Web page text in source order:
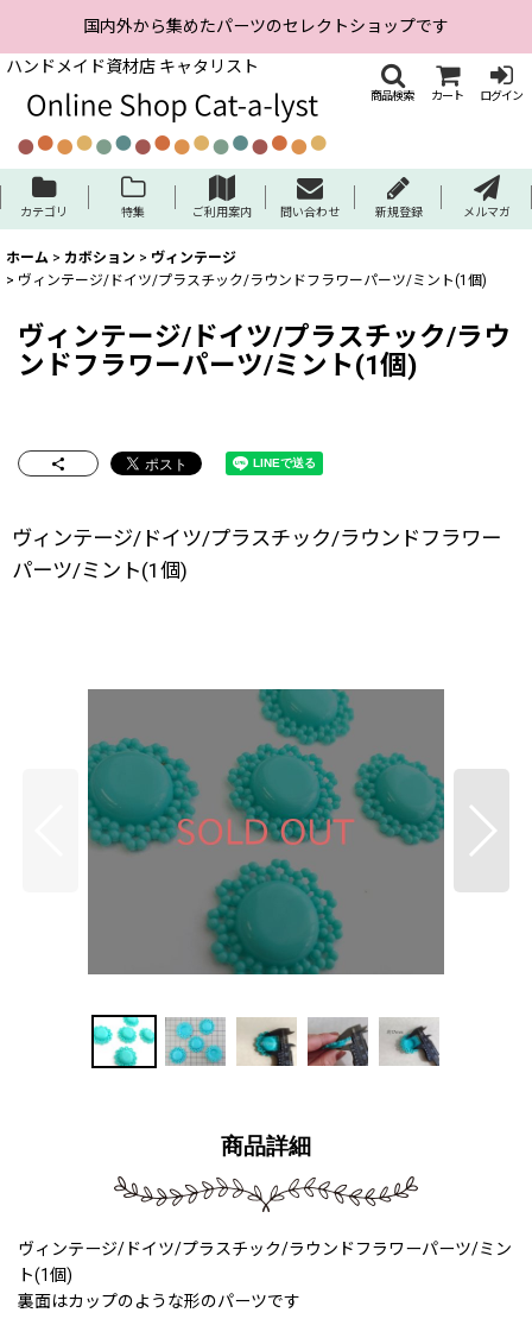
国内外から集めたパーツのセレクトショップです
ハンドメイド資材店 キャタリスト
商品検索 カート ログイン
カテゴリ 特集 ご利用案内 問い合わせ 新規登録 メルマガ
ホーム > カボション > ヴィンテージ
> ヴィンテージ/ドイツ/プラスチック/ラウンドフラワーパーツ/ミント(1個)
ヴィンテージ/ドイツ/プラスチック/ラウ
ンドフラワーパーツ/ミント(1個)
ヴィンテージ/ドイツ/プラスチック/ラウンドフラワー
パーツ/ミント(1個)
商品詳細
ヴィンテージ/ドイツ/プラスチック/ラウンドフラワーパーツ/ミン
ト(1個)
裏面はカップのような形のパーツです